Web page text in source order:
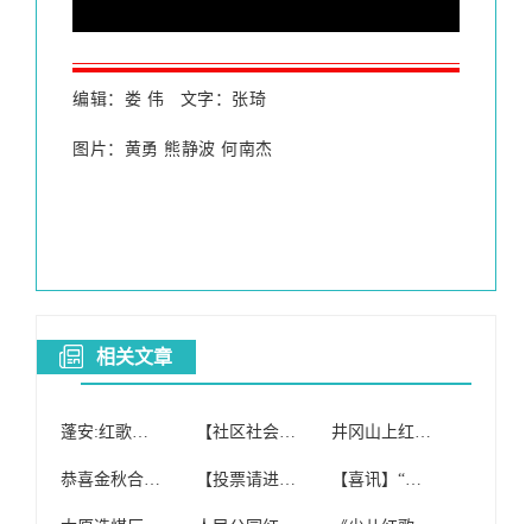
编辑：娄 伟 文字：张琦
图片：黄勇 熊静波 何南杰
相关文章